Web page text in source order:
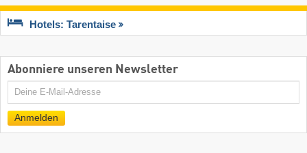
Hotels: Tarentaise
Abonniere unseren Newsletter
E-
Mail
Anmelden